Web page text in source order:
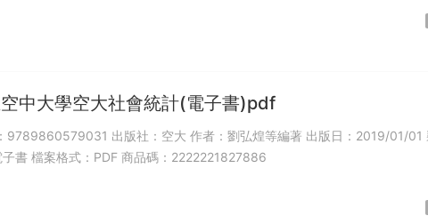
中大學空大社會統計(電子書)pdf
9789860579031 出版社：空大 作者：劉弘煌等編著 出版日：2019/01/01
子書 檔案格式：PDF 商品碼：2222221827886